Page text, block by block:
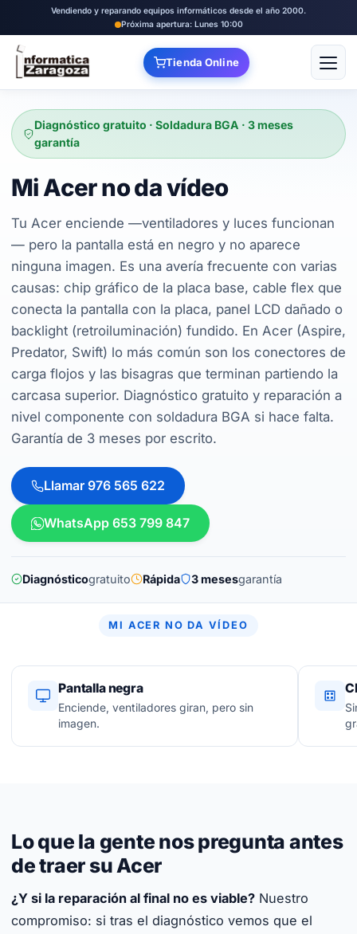
Vendiendo y reparando equipos informáticos desde el año 2000.
Próxima apertura: Lunes 10:00
Tienda Online Abrir
Diagnóstico gratuito · Soldadura BGA · 3 meses
garantía
Mi Acer no da vídeo
Tu Acer enciende —ventiladores y luces funcionan
— pero la pantalla está en negro y no aparece
ninguna imagen. Es una avería frecuente con varias
causas: chip gráfico de la placa base, cable flex que
conecta la pantalla con la placa, panel LCD dañado o
backlight (retroiluminación) fundido. En Acer (Aspire,
Predator, Swift) lo más común son los conectores de
carga flojos y las bisagras que terminan partiendo la
carcasa superior. Diagnóstico gratuito y reparación a
nivel componente con soldadura BGA si hace falta.
Garantía de 3 meses por escrito.
Llamar 976 565 622
WhatsApp 653 799 847
Diagnósticogratuito Rápida 3 mesesgarantía
MI ACER NO DA VÍDEO
Pantalla negra
Enciende, ventiladores giran, pero sin
imagen.
Lo que la gente nos pregunta antes
de traer su Acer
¿Y si la reparación al final no es viable? Nuestro
compromiso: si tras el diagnóstico vemos que el